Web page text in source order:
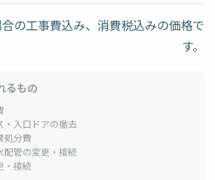
の工事費込み、消費税込みの価格で
す。
るもの
入口ドアの撤去
分費
管の変更・接続
接続